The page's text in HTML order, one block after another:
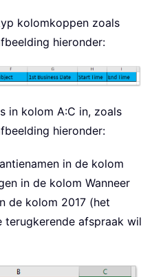
kolomkoppen zoals
hieronder:
in kolom A:C in, zoals
hieronder:
in de kolom
in de kolom Wanneer
de kolom 2017 (het
terugkerende afspraak wil